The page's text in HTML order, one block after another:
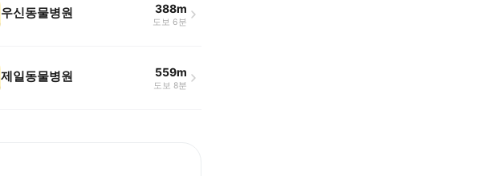
우신동물병원 388m
도보 6분
제일동물병원 559m
도보 8분